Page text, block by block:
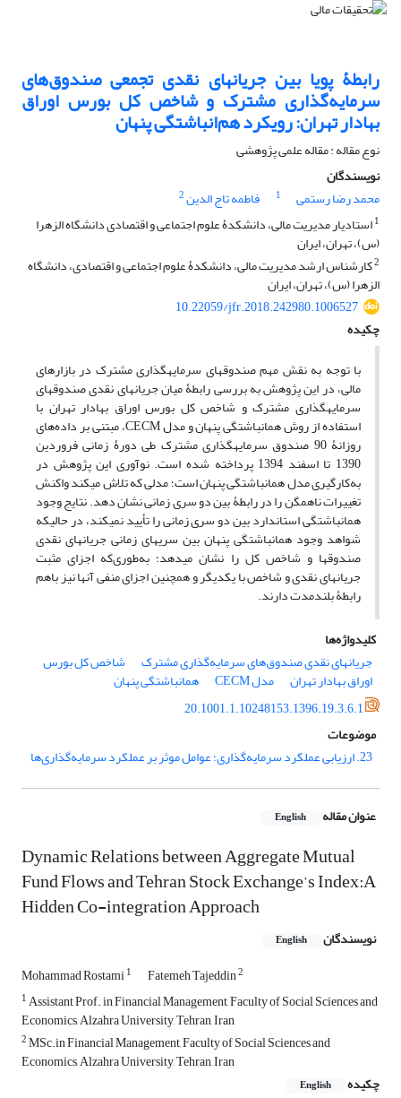
رابطۀ پویا بین جریان‎های نقدی تجمعی صندوق‌های‌
سرمایه‌گذاری مشترک و شاخص کل بورس اوراق
بهادار تهران: رویکرد هم‌انباشتگی پنهان
نوع مقاله : مقاله علمی پژوهشی
نویسندگان
محمد رضا رستمی
1 فاطمه تاج الدین2
1استادیار مدیریت مالی، دانشکدۀ علوم اجتماعی و اقتصادی دانشگاه الزهرا
(س)، تهران، ایران
2کارشناس ارشد مدیریت مالی، دانشکدۀ علوم اجتماعی و اقتصادی، دانشگاه
الزهرا (س)، تهران، ایران
10.22059/jfr.2018.242980.1006527
چکیده
با توجه به نقش مهم صندوق­­های سرمایه­گذاری مشترک در بازارهای
مالی، در این پژوهش به بررسی رابطۀ میان جریان‎های نقدی صندوق­های
سرمایه­گذاری مشترک و شاخص کل بورس اوراق بهادار تهران با
استفاده از روش هم‎انباشتگی پنهان و مدل CECM، مبتنی بر داده‌های
روزانۀ 90 صندوق سرمایه­گذاری مشترک طی دورۀ زمانی فروردین
1390 تا اسفند 1394 پرداخته‌ شده است. نوآوری این پژوهش در
به‌کارگیری مدل هم‎انباشتگی پنهان است؛ مدلی که تلاش می­کند واکنش
تغییرات ناهمگن را در رابطۀ بین دو سری زمانی نشان دهد. نتایج وجود
هم‎انباشتگی استاندارد بین دو سری زمانی را تأیید نمی­کند، در حالیکه
شواهد وجود هم‎انباشتگی پنهان بین سری­های زمانی جریان‎های نقدی
صندوق­ها و شاخص کل را نشان می­دهد؛ به‌طوری‌که اجزای مثبت
جریان‎های نقدی و شاخص با یکدیگر و همچنین اجزای منفی آنها نیز باهم
رابطۀ بلندمدت دارند.
کلیدواژه‌ها
جریان‎های ‌نقدی ‌صندوق‌های ‌سرمایه‌گذاری مشترک
شاخص‌ کل بورس
اوراق بهادار تهران مدل CECM
هم‎انباشتگی ‌پنهان
20.1001.1.10248153.1396.19.3.6.1
موضوعات
23. ارزیابی عملکرد سرمایه‌گذاری؛ عوامل موثر بر عملکرد سرمایه‌گذاری‌ها
عنوان مقاله English
Dynamic Relations between Aggregate Mutual
Fund Flows and Tehran Stock Exchange’s Index:A
Hidden Co-integration Approach
نویسندگان English
Mohammad Rostami1 Fatemeh Tajeddin2
1Assistant Prof. in Financial Management, Faculty of Social Sciences and
Economics, Alzahra University, Tehran, Iran
2MSc.in Financial Management, Faculty of Social Sciences and
Economics, Alzahra University, Tehran, Iran
چکیده
English